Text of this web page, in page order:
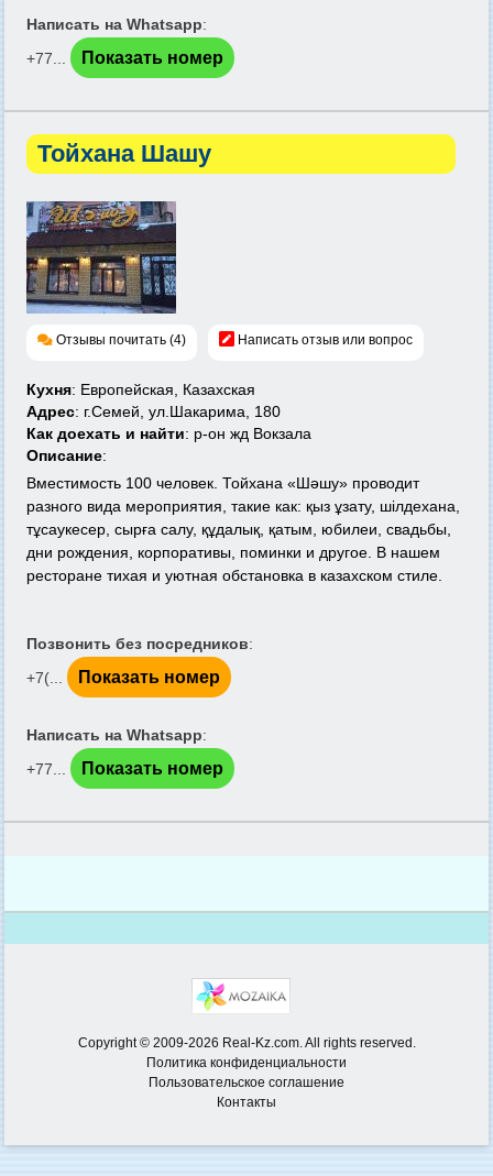
Написать на Whatsapp:
+77...
Показать номер
Тойхана Шашу
Отзывы почитать (4) Написать отзыв или вопрос
Кухня: Европейская, Казахская
Адрес: г.Семей, ул.Шакарима, 180
Как доехать и найти: р-он жд Вокзала
Описание:
Вместимость 100 человек. Тойхана «Шәшу» проводит
разного вида мероприятия, такие как: қыз ұзату, шілдеxана,
тұсаукесер, сырға салу, құдалық, қатым, юбилеи, свадьбы,
дни рождения, корпоративы, поминки и другое. В нашем
ресторане тихая и уютная обстановка в казахском стиле.
Позвонить без посредников:
+7(...
Показать номер
Написать на Whatsapp:
+77...
Показать номер
Copyright © 2009-2026 Real-Kz.com. All rights reserved.
Политика конфиденциальности
Пользовательское соглашение
Контакты